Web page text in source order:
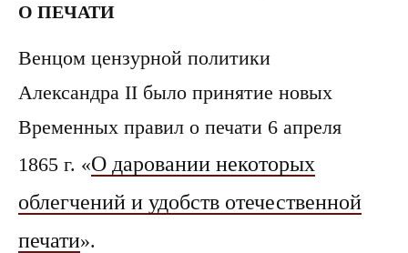
О ПЕЧАТИ
Венцом цензурной политики
Александра II было принятие новых
Временных правил о печати 6 апреля
1865 г. «О даровании некоторых
облегчений и удобств отечественной
печати».